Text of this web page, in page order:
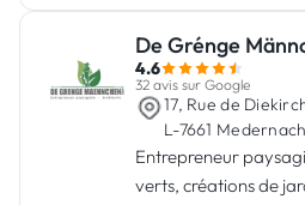
De Grénge
4.6
32 avis sur Google
17, Rue de
L-7661 Medernach
Entrepreneur
verts, créations de